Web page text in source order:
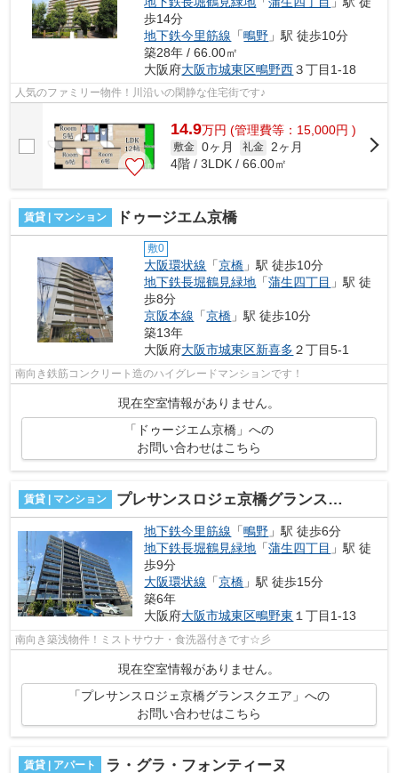
歩14分
地下鉄今里筋線 「鴫野 」駅 徒歩10分
築28年 / 66.00㎡
大阪府大阪市城東区鴫野西３丁目1-18
人気のファミリー物件！川沿いの閑静な住宅街です♪
14.9万円 (管理費等：15,000円 )
敷金 0ヶ月 礼金
2ヶ月
4階 / 3LDK / 66.00㎡
賃貸 | マンション ドゥージエム京橋
敷0
大阪環状線 「京橋 」駅 徒歩10分
地下鉄長堀鶴見緑地 「蒲生四丁目 」駅 徒
歩8分
京阪本線 「京橋 」駅 徒歩10分
築13年
大阪府大阪市城東区新喜多 ２丁目5-1
南向き鉄筋コンクリート造のハイグレードマンションです！
現在空室情報がありません。
「ドゥージエム京橋」への
お問い合わせはこちら
賃貸 | マンション プレサンスロジェ京橋グランスクエア
地下鉄今里筋線 「鴫野 」駅 徒歩6分
地下鉄長堀鶴見緑地 「蒲生四丁目 」駅 徒
歩9分
大阪環状線 「京橋 」駅 徒歩15分
築6年
大阪府大阪市城東区鴫野東 １丁目1-13
南向き築浅物件！ミストサウナ・食洗器付きです☆彡
現在空室情報がありません。
「プレサンスロジェ京橋グランスクエア」への
お問い合わせはこちら
賃貸 | アパート ラ・グラ・フォンティーヌ